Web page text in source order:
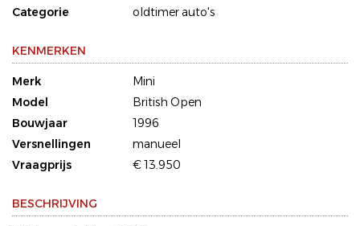
Categorie
oldtimer auto's
KENMERKEN
Merk
Mini
Model
British Open
Bouwjaar
1996
Versnellingen
manueel
Vraagprijs
€ 13.950
BESCHRIJVING